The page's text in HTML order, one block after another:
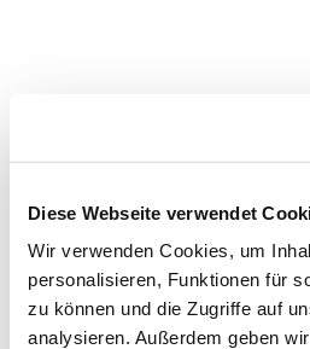
Diese Webseite verwendet
Wir verwenden Cookies, um
personalisieren, Funktionen für
zu können und die Zugriffe auf
analysieren. Außerdem geben